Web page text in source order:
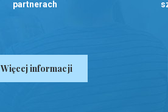
partnerach
Więcej informacji